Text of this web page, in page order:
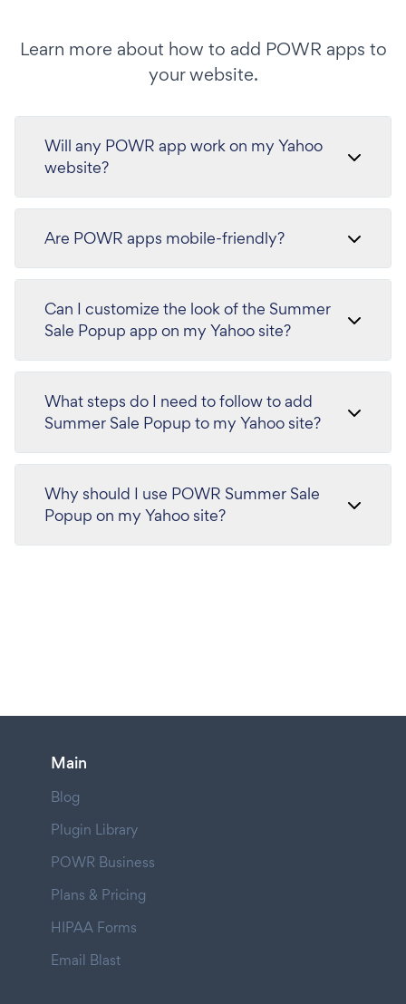
Learn more about how to add POWR apps to
your website.
Will any POWR app work on my Yahoo
website?
Are POWR apps mobile-friendly?
Can I customize the look of the Summer
Sale Popup app on my Yahoo site?
What steps do I need to follow to add
Summer Sale Popup to my Yahoo site?
Why should I use POWR Summer Sale
Popup on my Yahoo site?
Main
Blog
Plugin Library
POWR Business
Plans & Pricing
HIPAA Forms
Email Blast